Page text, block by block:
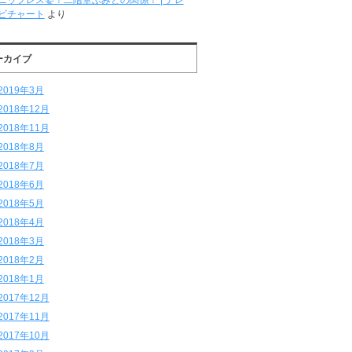
チャート より
カイブ
年3月
年12月
年11月
年8月
年7月
年6月
年5月
年4月
年3月
年2月
年1月
年12月
年11月
年10月